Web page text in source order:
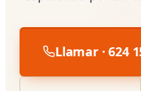
Llamar · 624